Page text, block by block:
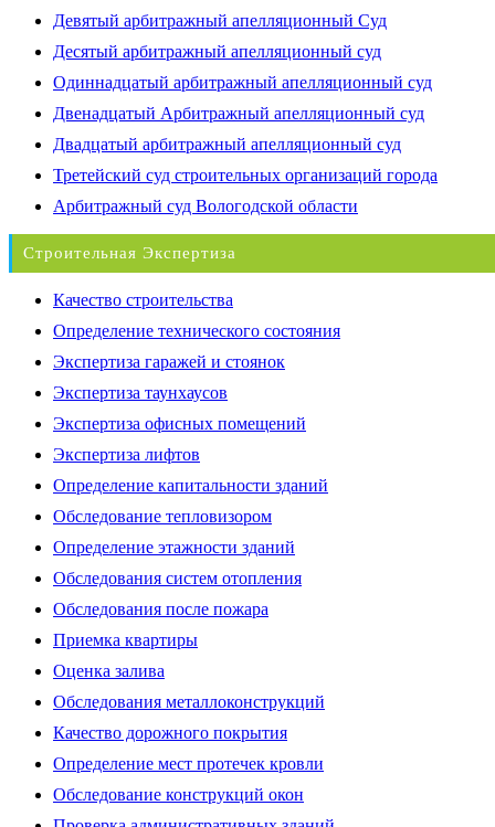
Девятый арбитражный апелляционный Суд
Десятый арбитражный апелляционный суд
Одиннадцатый арбитражный апелляционный суд
Двенадцатый Арбитражный апелляционный суд
Двадцатый арбитражный апелляционный суд
Третейский суд строительных организаций города
Арбитражный суд Вологодской области
Строительная Экспертиза
Качество строительства
Определение технического состояния
Экспертиза гаражей и стоянок
Экспертиза таунхаусов
Экспертиза офисных помещений
Экспертиза лифтов
Определение капитальности зданий
Обследование тепловизором
Определение этажности зданий
Обследования систем отопления
Обследования после пожара
Приемка квартиры
Оценка залива
Обследования металлоконструкций
Качество дорожного покрытия
Определение мест протечек кровли
Обследование конструкций окон